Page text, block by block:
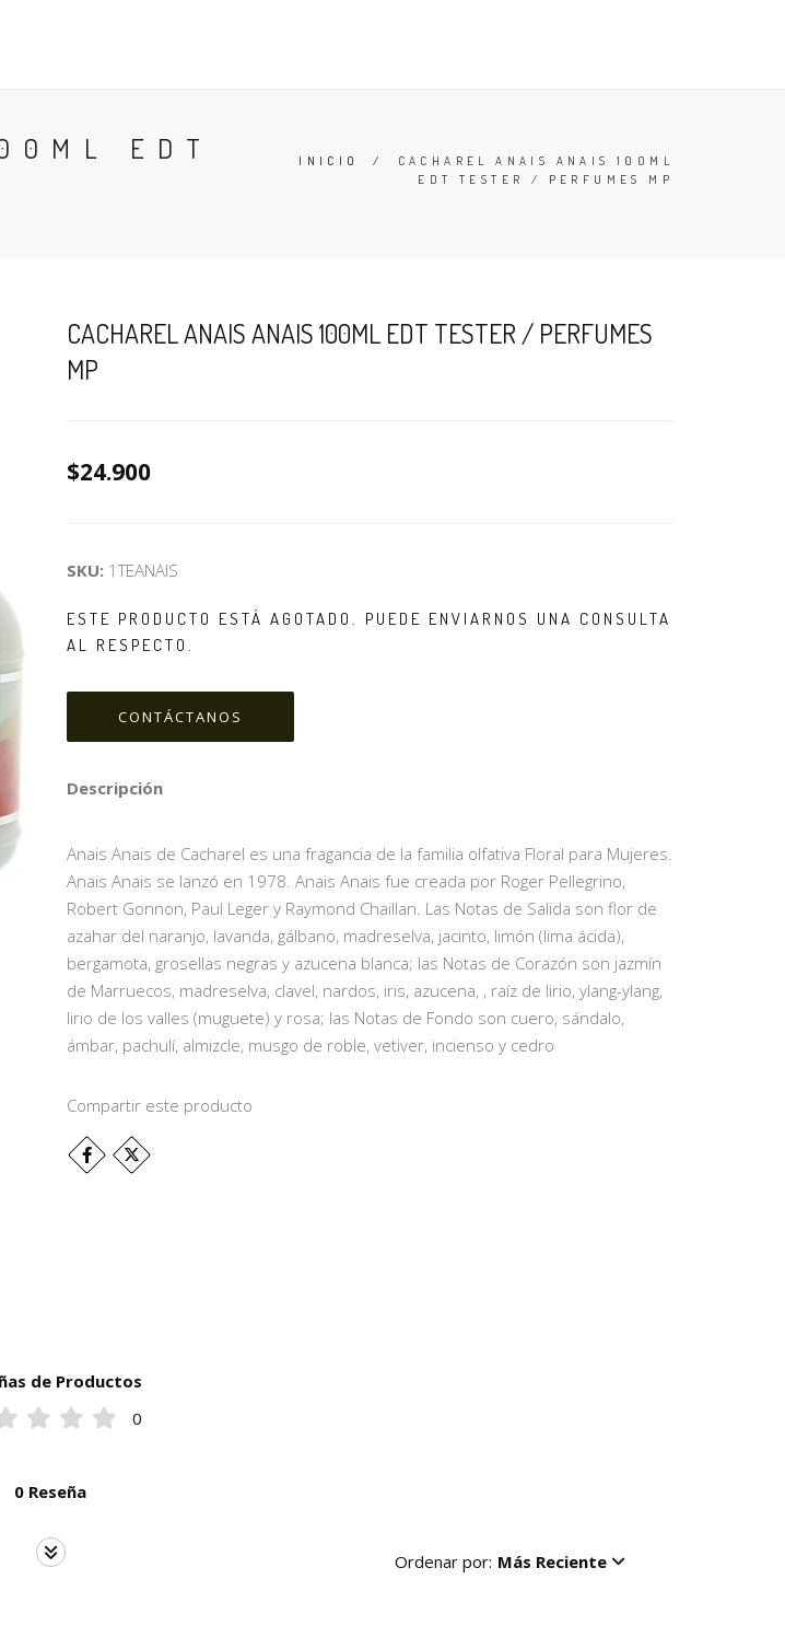
EDT
INICIO /
CACHAREL ANAIS ANAIS 100ML
EDT TESTER / PERFUMES MP
CACHAREL ANAIS ANAIS 100ML EDT TESTER / PERFUMES
MP
$24.900
SKU: 1TEANAIS
ESTE PRODUCTO ESTÁ AGOTADO. PUEDE ENVIARNOS UNA CONSULTA
AL RESPECTO.
CONTÁCTANOS
Descripción
Anais Anais de Cacharel es una fragancia de la familia olfativa Floral para Mujeres.
Anais Anais se lanzó en 1978. Anais Anais fue creada por Roger Pellegrino,
Robert Gonnon, Paul Leger y Raymond Chaillan. Las Notas de Salida son flor de
azahar del naranjo, lavanda, gálbano, madreselva, jacinto, limón (lima ácida),
bergamota, grosellas negras y azucena blanca; las Notas de Corazón son jazmín
de Marruecos, madreselva, clavel, nardos, iris, azucena, , raíz de lirio, ylang-ylang,
lirio de los valles (muguete) y rosa; las Notas de Fondo son cuero, sándalo,
ámbar, pachulí, almizcle, musgo de roble, vetiver, incienso y cedro
Compartir este producto
de Productos
0
0 Reseña
Ordenar por: Más Reciente